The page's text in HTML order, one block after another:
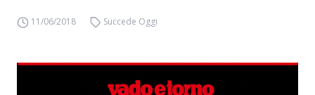
11/06/2018 Succede Oggi